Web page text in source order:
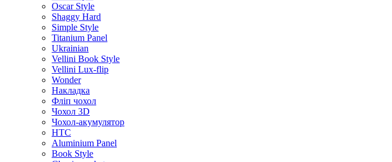
Oscar Style
Shaggy Hard
Simple Style
Titanium Panel
Ukrainian
Vellini Book Style
Vellini Lux-flip
Wonder
Накладка
Фліп чохол
Чохол 3D
Чохол-акумулятор
HTC
Aluminium Panel
Book Style